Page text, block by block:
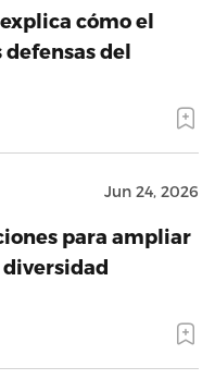
cómo el
del
Jun 24, 2026
para ampliar
diversidad